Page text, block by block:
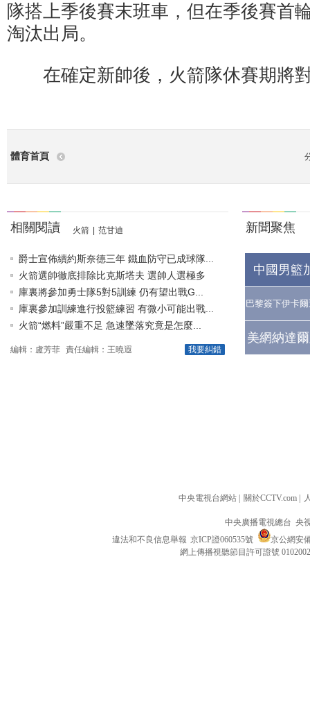
隊搭上季後賽末班車，但在季後賽首
淘汰出局。
在確定新帥後，火箭隊休賽期將
體育首頁
相關閱讀 火箭 范甘迪
爵士宣佈續約斯奈德三年 鐵血防守已成球隊...
火箭選帥徹底排除比克斯塔夫 選帥人選極多
庫裏將參加勇士隊5對5訓練 仍有望出戰G...
庫裏參加訓練進行投籃練習 有微小可能出戰...
火箭“燃料”嚴重不足 急速墜落究竟是怎麼...
我要糾錯
編輯：盧芳菲 責任編輯：王曉遐
新聞聚焦
中國男籃
巴黎簽下伊卡
美網納達
中央電視台網站 關於CCTV.com
中央廣播電視總台 央
違法和不良信息舉報 京ICP證060535號
京公網安
網上傳播視聽節目許可證號